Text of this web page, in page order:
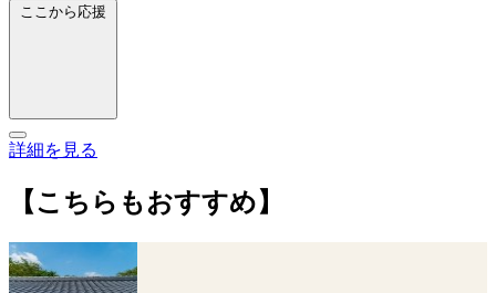
ここから応援
詳細を見る
【こちらもおすすめ】